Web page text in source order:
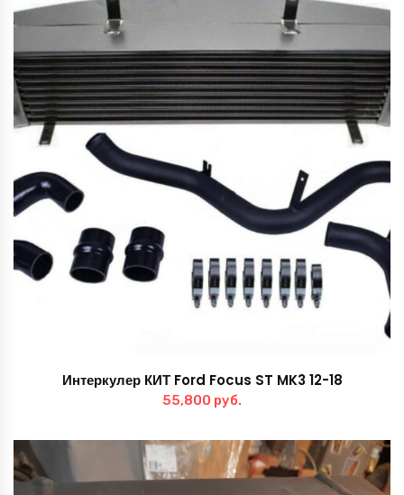
Интеркулер КИТ Ford Focus ST MK3 12-18
55,800 руб.